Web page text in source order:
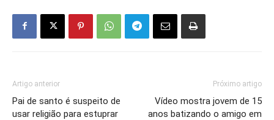
Artigo anterior
Pai de santo é suspeito de
usar religião para estuprar
Próximo artigo
Vídeo mostra jovem de 15
anos batizando o amigo em